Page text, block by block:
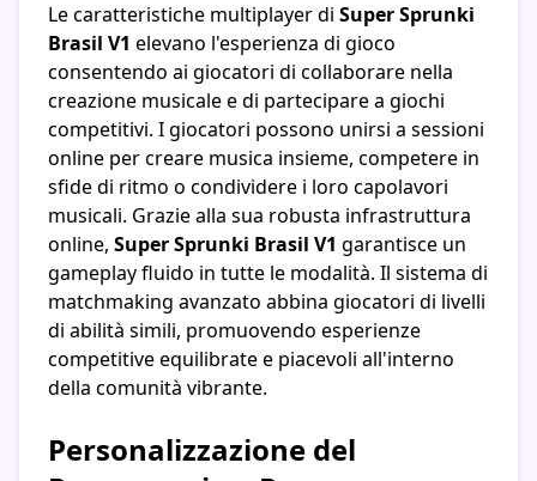
Le caratteristiche multiplayer di Super Sprunki
Brasil V1 elevano l'esperienza di gioco
consentendo ai giocatori di collaborare nella
creazione musicale e di partecipare a giochi
competitivi. I giocatori possono unirsi a sessioni
online per creare musica insieme, competere in
sfide di ritmo o condividere i loro capolavori
musicali. Grazie alla sua robusta infrastruttura
online, Super Sprunki Brasil V1 garantisce un
gameplay fluido in tutte le modalità. Il sistema di
matchmaking avanzato abbina giocatori di livelli
di abilità simili, promuovendo esperienze
competitive equilibrate e piacevoli all'interno
della comunità vibrante.
Personalizzazione del